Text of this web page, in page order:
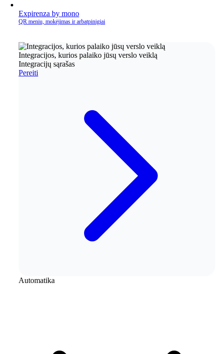
Expirenza by mono
QR meniu, mokėjimas ir arbatpinigiai
Integracijos, kurios palaiko jūsų verslo veiklą
Integracijų sąrašas
Pereiti
Automatika